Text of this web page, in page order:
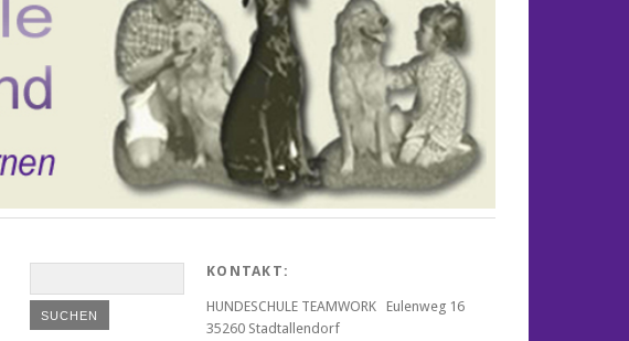
KONTAKT:
HUNDESCHULE TEAMWORK Eulenweg 16
35260 Stadtallendorf